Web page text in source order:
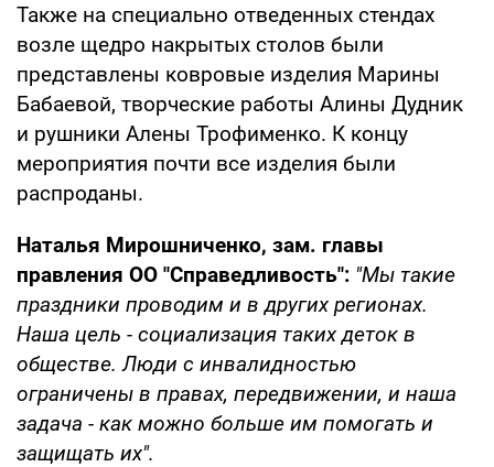
Также на специально отведенных стендах
возле щедро накрытых столов были
представлены ковровые изделия Марины
Бабаевой, творческие работы Алины Дудник
и рушники Алены Трофименко. К концу
мероприятия почти все изделия были
распроданы.
Наталья Мирошниченко, зам. главы
правления ОО "Справедливость": "Мы такие
праздники проводим и в других регионах.
Наша цель - социализация таких деток в
обществе. Люди с инвалидностью
ограничены в правах, передвижении, и наша
задача - как можно больше им помогать и
защищать их".